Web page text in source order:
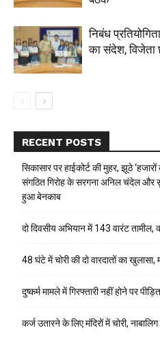
निबंध
का संदेश, विजेता
RECENT POSTS
सिकासार पर हाईकोर्ट की मुहर, झूठे
संगठित गिरोह के सरगना अनिल चंदेल और
हुआ बेनकाब
दो दिवसीय अभियान में 143 वारंट तामील,
48 घंटे में चोरी की दो वारदातों का खुलासा,
दुष्कर्म मामले में गिरफ्तारी नहीं होने पर
कर्ज उतारने के लिए मंदिरों में चोरी,